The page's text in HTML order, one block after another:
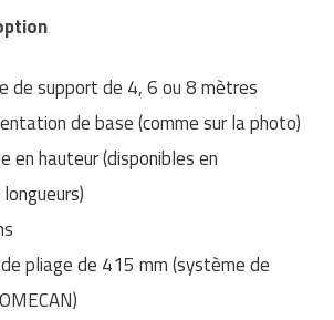
de support de 4, 6 ou 8 mètres
de base (comme sur la photo)
en hauteur (disponibles en
de pliage de 415 mm (système de